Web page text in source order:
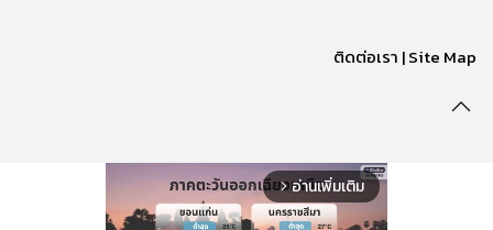
ติดต่อเรา | Site Map
arrow_forward_ios อ่านเพิ่มเติม